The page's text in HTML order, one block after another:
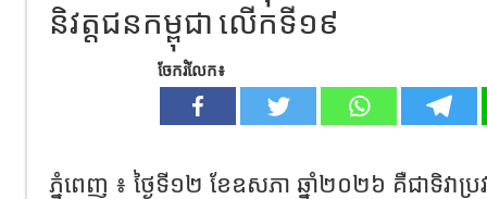
និវត្តជនកម្ពុជា លើកទី១៩
ចែករំលែក៖
ភ្នំពេញ ៖ ថ្ងៃទី១២ ខែឧសភា ឆ្នាំ២០២៦ គឺជាទិវាប្